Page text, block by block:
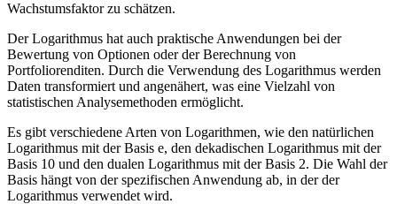
Wachstumsfaktor zu schätzen.
Der Logarithmus hat auch praktische Anwendungen bei der
Bewertung von Optionen oder der Berechnung von
Portfoliorenditen. Durch die Verwendung des Logarithmus werden
Daten transformiert und angenähert, was eine Vielzahl von
statistischen Analysemethoden ermöglicht.
Es gibt verschiedene Arten von Logarithmen, wie den natürlichen
Logarithmus mit der Basis e, den dekadischen Logarithmus mit der
Basis 10 und den dualen Logarithmus mit der Basis 2. Die Wahl der
Basis hängt von der spezifischen Anwendung ab, in der der
Logarithmus verwendet wird.